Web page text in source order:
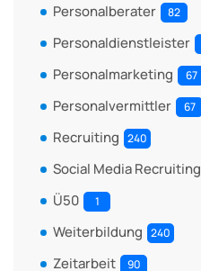
Personalberater 82
Personaldienstleister
Personalmarketing 67
Personalvermittler 67
Recruiting 240
Social Media Recruiting
Ü50 1
Weiterbildung 240
Zeitarbeit 90